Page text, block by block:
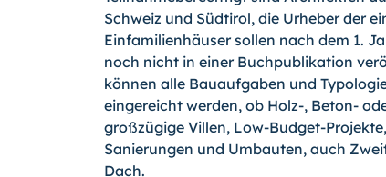
Schweiz und Südtirol, die Urheber der
Einfamilienhäuser sollen nach dem 1.
noch nicht in einer Buchpublikation
können alle Bauaufgaben und
eingereicht werden, ob Holz-, Beton-
großzügige Villen, Low-Budget-
Sanierungen und Umbauten, auch
Dach.